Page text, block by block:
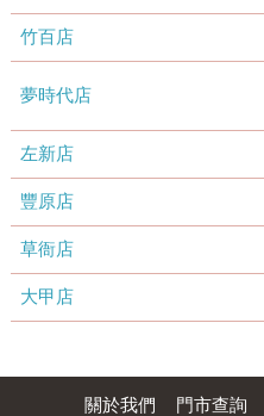
竹百店
夢時代店
左新店
豐原店
草衙店
大甲店
關於我們 門市查詢